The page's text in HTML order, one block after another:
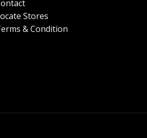
Stores
& Condition